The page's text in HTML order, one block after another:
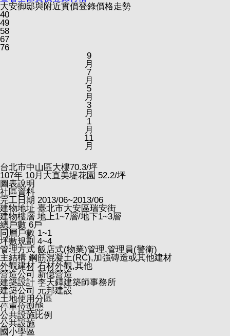
大安御邸與附近實價登錄價格走勢
40
49
58
67
76
9
月
7
月
5
月
3
月
1
月
11
月
台北市中山區大樓70.3/坪
107年 10月大直美堤花園 52.2/坪
圖表說明
社區資料
完工日期 2013/06~2013/06
建物地址 臺北市大安區瑞安街
建物樓層 地上1~7層/地下1~3層
總戶數 6戶
同層戶數 1~1
坪數規劃 4~4
管理方式 飯店式(物業)管理,管理員(警衛)
主結構 鋼筋混凝土(RC),加強磚造或其他建材
外觀建材 石材外觀,其他
營造公司 新億營造
建築設計 李天鐸建築師事務所
建築公司 元邦建設
土地使用分區
停車位型態
公共設施比例
公共設施
國小學區